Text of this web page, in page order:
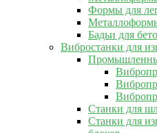
Формы для
Бадьи для
Вибростанки для
Станки для
Станки для